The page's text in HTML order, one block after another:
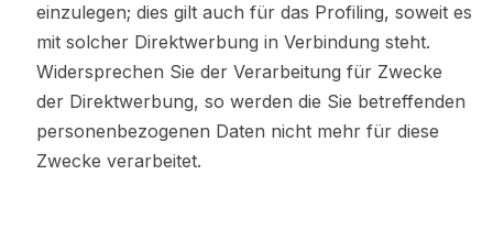
einzulegen; dies gilt auch für das Profiling, soweit es
mit solcher Direktwerbung in Verbindung steht.
Widersprechen Sie der Verarbeitung für Zwecke
der Direktwerbung, so werden die Sie betreffenden
personenbezogenen Daten nicht mehr für diese
Zwecke verarbeitet.